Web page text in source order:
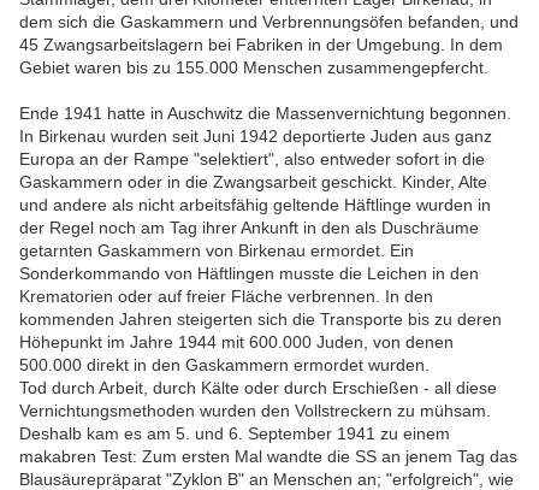
dem sich die Gaskammern und Verbrennungsöfen befanden, und
45 Zwangsarbeitslagern bei Fabriken in der Umgebung. In dem
Gebiet waren bis zu 155.000 Menschen zusammengepfercht.
Ende 1941 hatte in Auschwitz die Massenvernichtung begonnen.
In Birkenau wurden seit Juni 1942 deportierte Juden aus ganz
Europa an der Rampe "selektiert", also entweder sofort in die
Gaskammern oder in die Zwangsarbeit geschickt. Kinder, Alte
und andere als nicht arbeitsfähig geltende Häftlinge wurden in
der Regel noch am Tag ihrer Ankunft in den als Duschräume
getarnten Gaskammern von Birkenau ermordet. Ein
Sonderkommando von Häftlingen musste die Leichen in den
Krematorien oder auf freier Fläche verbrennen. In den
kommenden Jahren steigerten sich die Transporte bis zu deren
Höhepunkt im Jahre 1944 mit 600.000 Juden, von denen
500.000 direkt in den Gaskammern ermordet wurden.
Tod durch Arbeit, durch Kälte oder durch Erschießen - all diese
Vernichtungsmethoden wurden den Vollstreckern zu mühsam.
Deshalb kam es am 5. und 6. September 1941 zu einem
makabren Test: Zum ersten Mal wandte die SS an jenem Tag das
Blausäurepräparat "Zyklon B" an Menschen an; "erfolgreich", wie